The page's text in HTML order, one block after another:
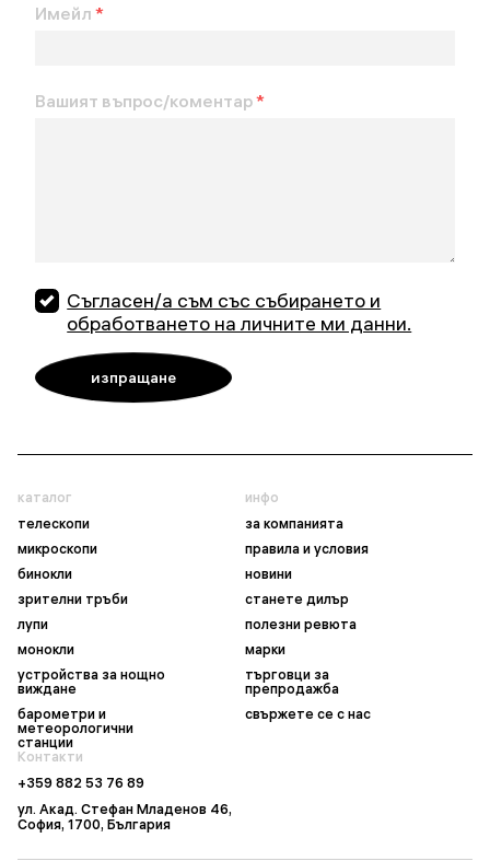
Имейл *
Вашият въпрос/коментар*
Съгласен/а съм със събирането и
обработването на личните ми данни.
каталог
телескопи
микроскопи
бинокли
зрителни тръби
лупи
монокли
устройства за нощно
виждане
барометри и
метеорологични
станции
инфо
за компанията
правила и условия
новини
станете дилър
полезни ревюта
марки
търговци за
препродажба
свържете се с нас
Контакти
+359 882 53 76 89
ул. Акад. Стефан Младенов 46,
София, 1700, България